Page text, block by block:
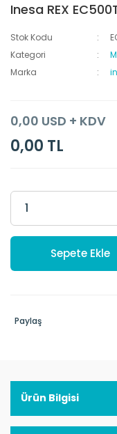
Inesa REX
Stok Kodu
Kategori
Marka
0,00 USD + KDV
0,00 TL
Sepete Ekle
Paylaş
Ürün Bilgisi